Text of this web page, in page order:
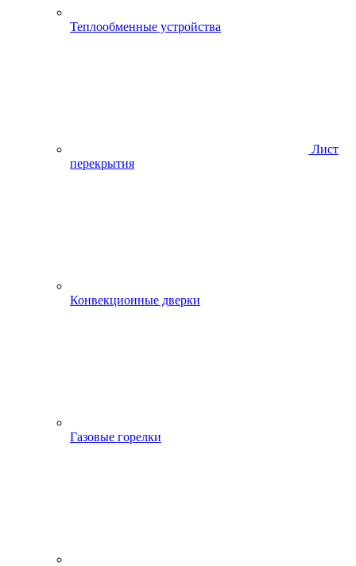
Теплообменные устройства
Лист
перекрытия
Конвекционные дверки
Газовые горелки